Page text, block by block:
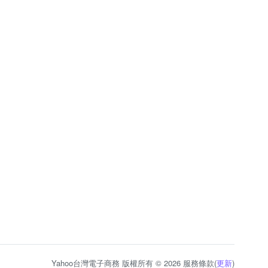
Yahoo台灣電子商務 版權所有 © 2026 服務條款(更新)